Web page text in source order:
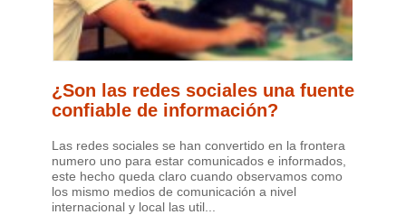
¿Son las redes sociales una fuente
confiable de información?
Las redes sociales se han convertido en la frontera
numero uno para estar comunicados e informados,
este hecho queda claro cuando observamos como
los mismo medios de comunicación a nivel
internacional y local las util...